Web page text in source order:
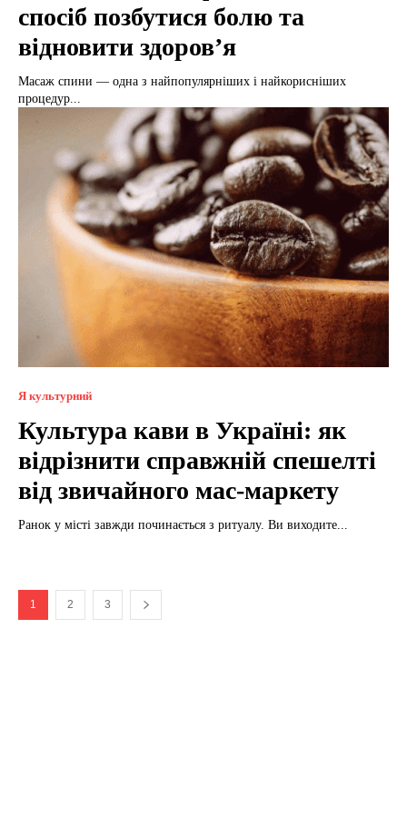
спосіб позбутися болю та
відновити здоров’я
Масаж спини — одна з найпопулярніших і найкорисніших
процедур...
Я культурний
Культура кави в Україні: як
відрізнити справжній спешелті
від звичайного мас-маркету
Ранок у місті завжди починається з ритуалу. Ви виходите...
1 2 3